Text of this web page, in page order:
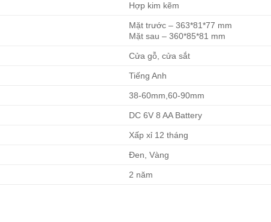
Hợp kim kẽm
Mặt trước – 363*81*77 mm
Mặt sau – 360*85*81 mm
Cửa gỗ, cửa sắt
Tiếng Anh
38-60mm,60-90mm
DC 6V 8 AA Battery
Xấp xỉ 12 tháng
Đen, Vàng
2 năm